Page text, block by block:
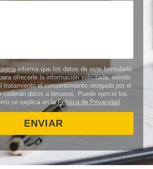
informa que los datos de este formulario
ofrecerle la información solicitada, siendo
tratamiento el consentimiento otorgado por el
cederán datos a terceros. Puede ejercer los
se explica en laPolítica de Privacidad.